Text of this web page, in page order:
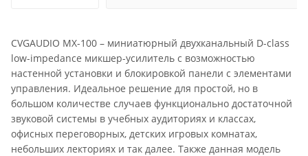
CVGAUDIO MX-100 – миниатюрный двухканальный D-class
low-impedance микшер-усилитель с возможностью
настенной установки и блокировкой панели с элементами
управления. Идеальное решение для простой, но в
большом количестве случаев функционально достаточной
звуковой системы в учебных аудиториях и классах,
офисных переговорных, детских игровых комнатах,
небольших лекториях и так далее. Также данная модель